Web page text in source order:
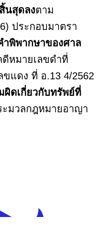
นสุดลงตาม
ประกอบมาตรา
ำพิพากษาของศาล
หมายเลขดำที่
ขแดง ที่ อ.13 4/2562
ผิดเกี่ยวกับทรัพย์ที่
ะมวลกฎหมายอาญา